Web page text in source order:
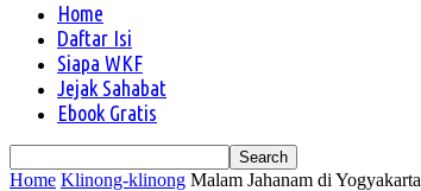
Home
Daftar Isi
Siapa WKF
Jejak Sahabat
Ebook Gratis
Home Klinong-klinong Malam Jahanam di Yogyakarta